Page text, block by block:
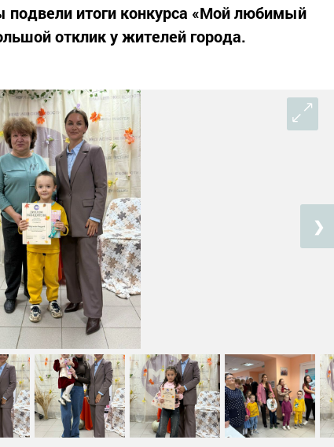
итоги конкурса «Мой любимый
отклик у жителей города.
❯